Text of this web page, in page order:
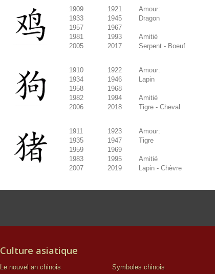
1909
1933
1957
1981
2005
1921
1945
1967
1993
2017
Amour:
Dragon
Amitié
Serpent - Boeuf
1910
1934
1958
1982
2006
1922
1946
1968
1994
2018
Amour:
Lapin
Amitié
Tigre - Cheval
1911
1935
1959
1983
2007
1923
1947
1969
1995
2019
Amour:
Tigre
Amitié
Lapin - Chèvre
Culture asiatique
Le nouvel an chinois Symboles chinois